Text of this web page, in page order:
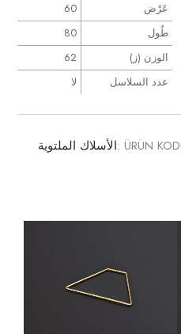
عَرْض
60
طُول
80
الوزن (ز)
62
عدد السلاسل
لا
ÜRÜN الأسلاك الملتوية